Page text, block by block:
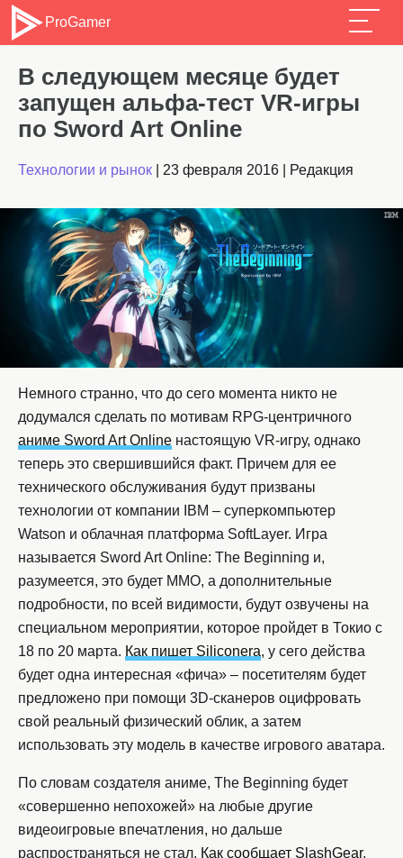
ProGamer
В следующем месяце будет
запущен альфа-тест VR-игры
по Sword Art Online
Технологии и рынок 23 февраля 2016 Редакция
Немного странно, что до сего момента никто не
додумался сделать по мотивам RPG-центричного
аниме Sword Art Online настоящую VR-игру, однако
теперь это свершившийся факт. Причем для ее
технического обслуживания будут призваны
технологии от компании IBM – суперкомпьютер
Watson и облачная платформа SoftLayer. Игра
называется Sword Art Online: The Beginning и,
разумеется, это будет MMO, а дополнительные
подробности, по всей видимости, будут озвучены на
специальном мероприятии, которое пройдет в Токио с
18 по 20 марта. Как пишет Siliconera, у сего действа
будет одна интересная «фича» – посетителям будет
предложено при помощи 3D-сканеров оцифровать
свой реальный физический облик, а затем
использовать эту модель в качестве игрового аватара.
По словам создателя аниме, The Beginning будет
«совершенно непохожей» на любые другие
видеоигровые впечатления, но дальше
распространяться не стал. Как сообщает SlashGear,